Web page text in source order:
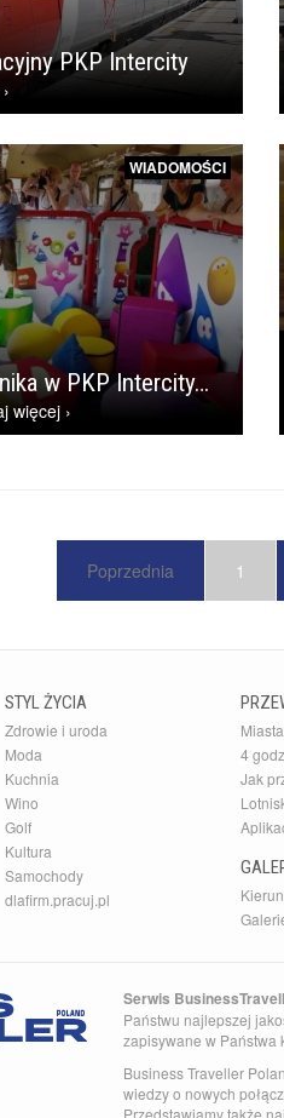
PKP Intercity
WIADOMOŚCI
w PKP Intercity…
więcej ›
Poprzednia 1
STYL ŻYCIA
Zdrowie i uroda
Moda
Kuchnia
Wino
Golf
Kultura
Samochody
dlafirm.pracuj.pl
Miasta
4
Jak
Serwis
Państwu najlepszej
zapisywane w Państwa
Business Traveller
wiedzy o nowych